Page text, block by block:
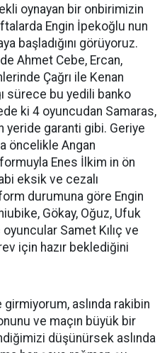
oynayan bir onbirimizin
Engin İpekoğlu nun
başladığını görüyoruz.
Ahmet Cebe, Ercan,
Çağrı ile Kenan
sürece bu yedili banko
ki 4 oyuncudan Samaras,
garanti gibi. Geriye
öncelikle Angan
Enes İlkim in ön
eksik ve cezalı
durumuna göre Engin
Gökay, Oğuz, Ufuk
Samet Kılıç ve
için hazır beklediğini
girmiyorum, aslında rakibin
ve maçın büyük bir
düşünürsek aslında